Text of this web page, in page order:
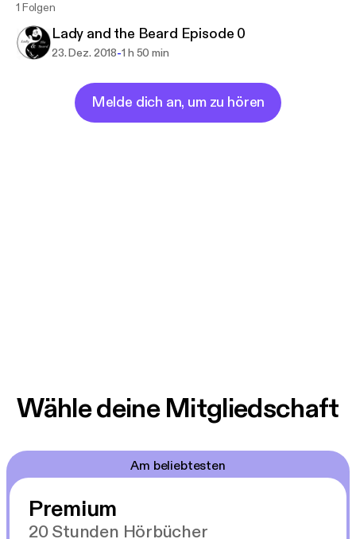
1 Folgen
Lady and the Beard Episode 0
23. Dez. 2018-1 h 50 min
Melde dich an, um zu hören
Wähle deine Mitgliedschaft
Am beliebtesten
Premium
20 Stunden Hörbücher